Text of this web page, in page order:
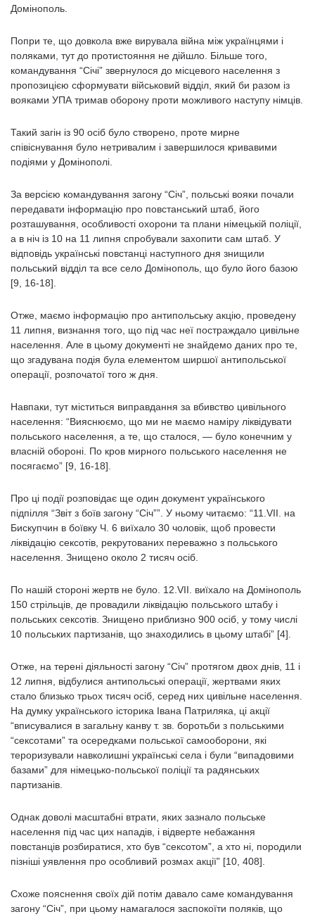
Домінополь.
Попри те, що довкола вже вирувала війна між українцями і
поляками, тут до протистояння не дійшло. Більше того,
командування “Січі” звернулося до місцевого населення з
пропозицією сформувати військовий відділ, який би разом із
вояками УПА тримав оборону проти можливого наступу німців.
Такий загін із 90 осіб було створено, проте мирне
співіснування було нетривалим і завершилося кривавими
подіями у Домінополі.
За версією командування загону “Січ”, польські вояки почали
передавати інформацію про повстанський штаб, його
розташування, особливості охорони та плани німецькій поліції,
а в ніч із 10 на 11 липня спробували захопити сам штаб. У
відповідь українські повстанці наступного дня знищили
польський відділ та все село Домінополь, що було його базою
[9, 16-18].
Отже, маємо інформацію про антипольську акцію, проведену
11 липня, визнання того, що під час неї постраждало цивільне
населення. Але в цьому документі не знайдемо даних про те,
що згадувана подія була елементом ширшої антипольської
операції, розпочатої того ж дня.
Навпаки, тут міститься виправдання за вбивство цивільного
населення: “Вияснюємо, що ми не маємо наміру ліквідувати
польського населення, а те, що сталося, ― було конечним у
власній обороні. По кров мирного польського населення не
посягаємо” [9, 16-18].
Про ці події розповідає ще один документ українського
підпілля “Звіт з боїв загону “Січ””. У ньому читаємо: “11.VІІ. на
Бискупчин в боївку Ч. 6 виїхало 30 чоловік, щоб провести
ліквідацію сексотів, рекрутованих переважно з польського
населення. Знищено около 2 тисяч осіб.
По нашій стороні жертв не було. 12.VІІ. виїхало на Домінополь
150 стрільців, де провадили ліквідацію польського штабу і
польських сексотів. Знищено приблизно 900 осіб, у тому числі
10 польських партизанів, що знаходились в цьому штабі” [4].
Отже, на терені діяльності загону “Січ” протягом двох днів, 11 і
12 липня, відбулися антипольські операції, жертвами яких
стало близько трьох тисяч осіб, серед них цивільне населення.
На думку українського історика Івана Патриляка, ці акції
“вписувалися в загальну канву т. зв. боротьби з польськими
“сексотами” та осередками польської самооборони, які
тероризували навколишні українські села і були “випадовими
базами” для німецько-польської поліції та радянських
партизанів.
Однак доволі масштабні втрати, яких зазнало польське
населення під час цих нападів, і відверте небажання
повстанців розбиратися, хто був “сексотом”, а хто ні, породили
пізніші уявлення про особливий розмах акції” [10, 408].
Схоже пояснення своїх дій потім давало саме командування
загону “Січ”, при цьому намагалося заспокоїти поляків, що